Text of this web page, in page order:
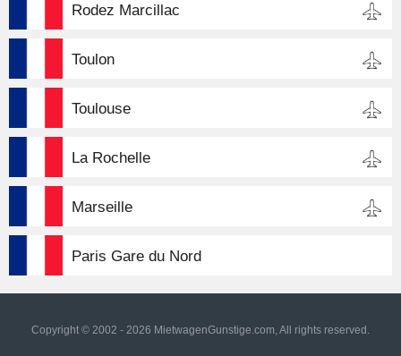
Rodez Marcillac
Toulon
Toulouse
La Rochelle
Marseille
Paris Gare du Nord
Copyright © 2002 - 2026 MietwagenGunstige.com, All rights reserved.